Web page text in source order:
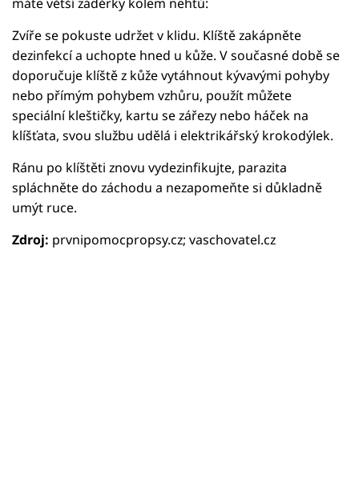
Zvíře se pokuste udržet v klidu. Klíště zakápněte
dezinfekcí a uchopte hned u kůže. V současné době se
doporučuje klíště z kůže vytáhnout kývavými pohyby
nebo přímým pohybem vzhůru, použít můžete
speciální kleštičky, kartu se zářezy nebo háček na
klíšťata, svou službu udělá i elektrikářský krokodýlek.
Ránu po klíštěti znovu vydezinfikujte, parazita
spláchněte do záchodu a nezapomeňte si důkladně
umýt ruce.
Zdroj: prvnipomocpropsy.cz; vaschovatel.cz